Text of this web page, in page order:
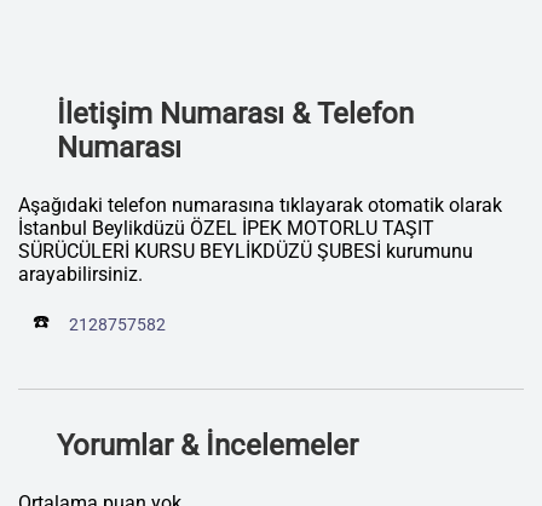
İletişim Numarası & Telefon
Numarası
Aşağıdaki telefon numarasına tıklayarak otomatik olarak
İstanbul Beylikdüzü ÖZEL İPEK MOTORLU TAŞIT
SÜRÜCÜLERİ KURSU BEYLİKDÜZÜ ŞUBESİ kurumunu
arayabilirsiniz.
☎️ 2128757582
Yorumlar & İncelemeler